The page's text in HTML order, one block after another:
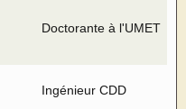
Doctorante à l'UMET
Ingénieur CDD